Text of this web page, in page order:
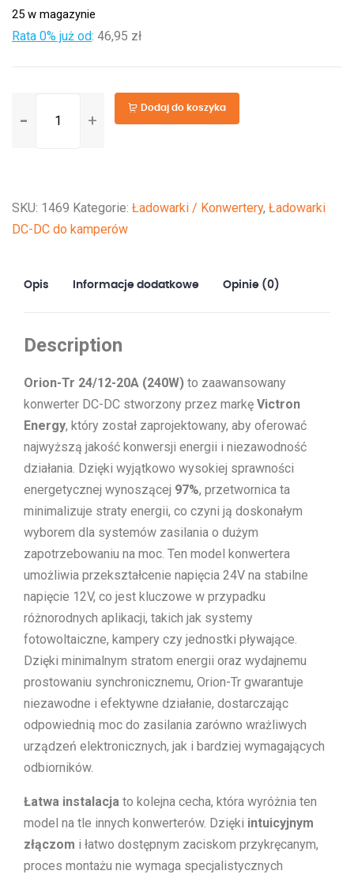
25 w magazynie
Rata 0% już od: 46,95 zł
Orion-
(240W)
Dodaj do koszyka
SKU: 1469 Kategorie: Ładowarki / Konwertery, Ładowarki
DC-DC do kamperów
Opis Informacje dodatkowe Opinie (0)
Description
Orion-Tr 24/12-20A (240W) to zaawansowany
konwerter DC-DC stworzony przez markę Victron
Energy, który został zaprojektowany, aby oferować
najwyższą jakość konwersji energii i niezawodność
działania. Dzięki wyjątkowo wysokiej sprawności
energetycznej wynoszącej 97%, przetwornica ta
minimalizuje straty energii, co czyni ją doskonałym
wyborem dla systemów zasilania o dużym
zapotrzebowaniu na moc. Ten model konwertera
umożliwia przekształcenie napięcia 24V na stabilne
napięcie 12V, co jest kluczowe w przypadku
różnorodnych aplikacji, takich jak systemy
fotowoltaiczne, kampery czy jednostki pływające.
Dzięki minimalnym stratom energii oraz wydajnemu
prostowaniu synchronicznemu, Orion-Tr gwarantuje
niezawodne i efektywne działanie, dostarczając
odpowiednią moc do zasilania zarówno wrażliwych
urządzeń elektronicznych, jak i bardziej wymagających
odbiorników.
Łatwa instalacja to kolejna cecha, która wyróżnia ten
model na tle innych konwerterów. Dzięki intuicyjnym
złączom i łatwo dostępnym zaciskom przykręcanym,
proces montażu nie wymaga specjalistycznych